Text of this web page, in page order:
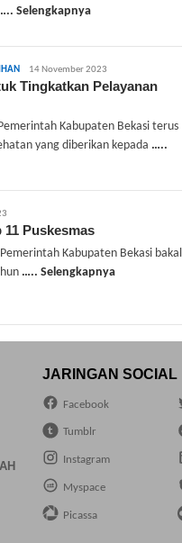
Selengkapnya
admin
14 November 2023
Tingkatkan Pelayanan
Kabupaten Bekasi terus
yang diberikan kepada …..
Puskesmas
Kabupaten Bekasi bakal
….. Selengkapnya
JARINGAN SOCIAL
Facebook
Tumblr
Instagram
Myspace
Picassa